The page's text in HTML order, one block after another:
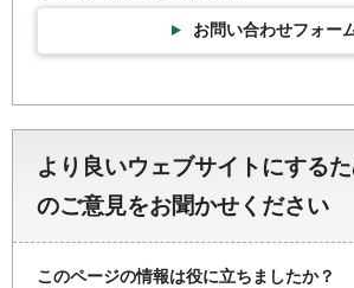
お問い合わせフォー
より良いウェブサイトにする
のご意見をお聞かせください
このページの情報は役に立ちましたか？